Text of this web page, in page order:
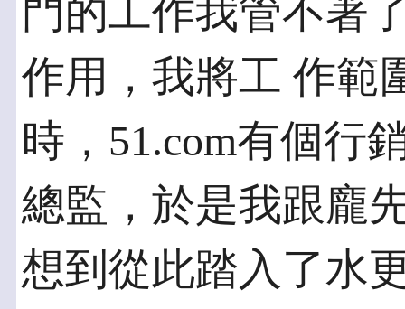
門的工作我管不著
作用，我將工 作範
時，51.com有個行
總監，於是我跟龐
想到從此踏入了水